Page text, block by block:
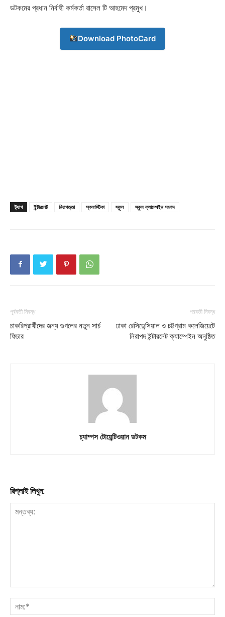
About
My account
ডটকমের প্রধান নির্বাহী কর্মকর্তা রাসেল টি আহমেদ প্রমুখ।
Download PhotoCard
ট্যাগ ইন্টারনেট নিরাপত্তা স্কলাস্টিকা স্কুল স্কুল ক্যাম্পেইন সংবাদ
পূর্ববর্তী নিবন্ধ
চাকরিপ্রার্থীদের জন্য গুগলের নতুন সার্চ
ফিচার
পরবর্তী নিবন্ধ
ঢাকা রেসিডেন্সিয়াল ও চট্টগ্রাম কলেজিয়েটে
নিরাপদ ইন্টারনেট ক্যাম্পেইন অনুষ্ঠিত
চ্যাম্পস টোয়েন্টিওয়ান ডটকম
রিপ্লাই লিখুন: